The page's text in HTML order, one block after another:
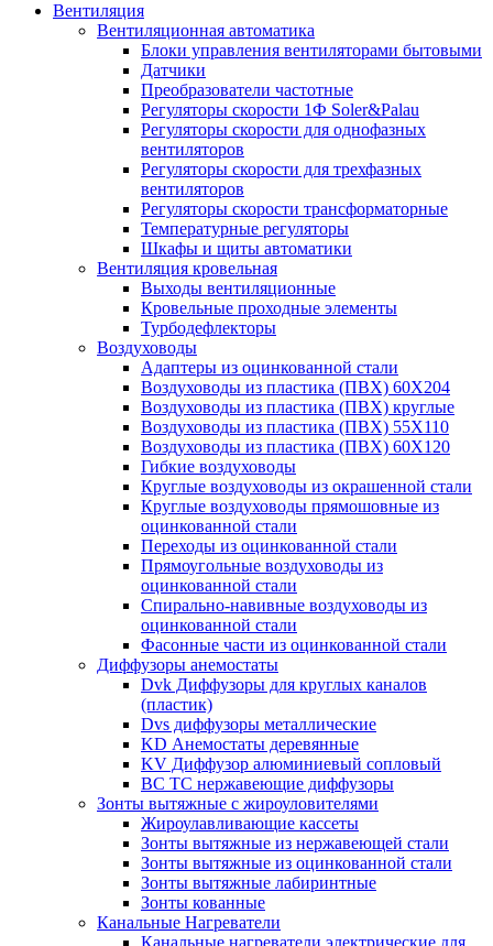
Вентиляция
Вентиляционная автоматика
Блоки управления вентиляторами бытовыми
Датчики
Преобразователи частотные
Регуляторы скорости 1Ф Soler&Palau
Регуляторы скорости для однофазных
вентиляторов
Регуляторы скорости для трехфазных
вентиляторов
Регуляторы скорости трансформаторные
Температурные регуляторы
Шкафы и щиты автоматики
Вентиляция кровельная
Выходы вентиляционные
Кровельные проходные элементы
Турбодефлекторы
Воздуховоды
Адаптеры из оцинкованной стали
Воздуховоды из пластика (ПВХ) 60Х204
Воздуховоды из пластика (ПВХ) круглые
Воздуховоды из пластика (ПВХ) 55Х110
Воздуховоды из пластика (ПВХ) 60Х120
Гибкие воздуховоды
Круглые воздуховоды из окрашенной стали
Круглые воздуховоды прямошовные из
оцинкованной стали
Переходы из оцинкованной стали
Прямоугольные воздуховоды из
оцинкованной стали
Спирально-навивные воздуховоды из
оцинкованной стали
Фасонные части из оцинкованной стали
Диффузоры анемостаты
Dvk Диффузоры для круглых каналов
(пластик)
Dvs диффузоры металлические
KD Анемостаты деревянные
KV Диффузор алюминиевый сопловый
ВС ТС нержавеющие диффузоры
Зонты вытяжные с жироуловителями
Жироулавливающие кассеты
Зонты вытяжные из нержавеющей стали
Зонты вытяжные из оцинкованной стали
Зонты вытяжные лабиринтные
Зонты кованные
Канальные Нагреватели
Канальные нагреватели электрические для